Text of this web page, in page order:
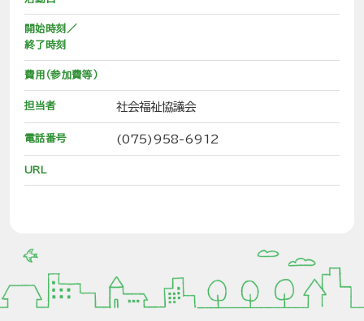
開始時刻／
終了時刻
費用（参加費等）
担当者 社会福祉協議会
電話番号 (075)958-6912
URL